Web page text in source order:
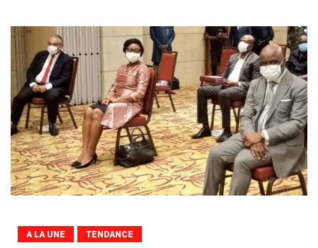
A LA UNE TENDANCE